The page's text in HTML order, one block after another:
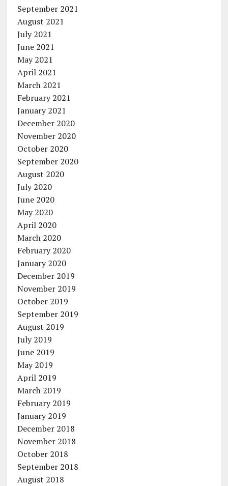
September 2021
August 2021
July 2021
June 2021
May 2021
April 2021
March 2021
February 2021
January 2021
December 2020
November 2020
October 2020
September 2020
August 2020
July 2020
June 2020
May 2020
April 2020
March 2020
February 2020
January 2020
December 2019
November 2019
October 2019
September 2019
August 2019
July 2019
June 2019
May 2019
April 2019
March 2019
February 2019
January 2019
December 2018
November 2018
October 2018
September 2018
August 2018